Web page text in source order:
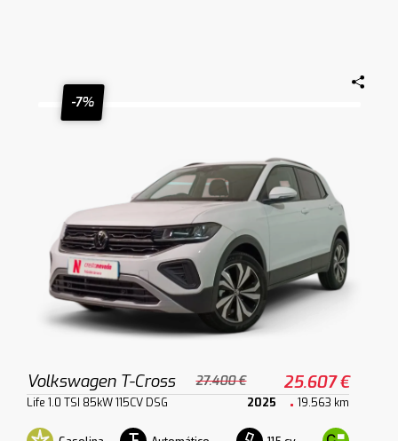
-7%
Volkswagen T-Cross 27.400 € 25.607 €
Life 1.0 TSI 85kW 115CV DSG 2025 19.563 km